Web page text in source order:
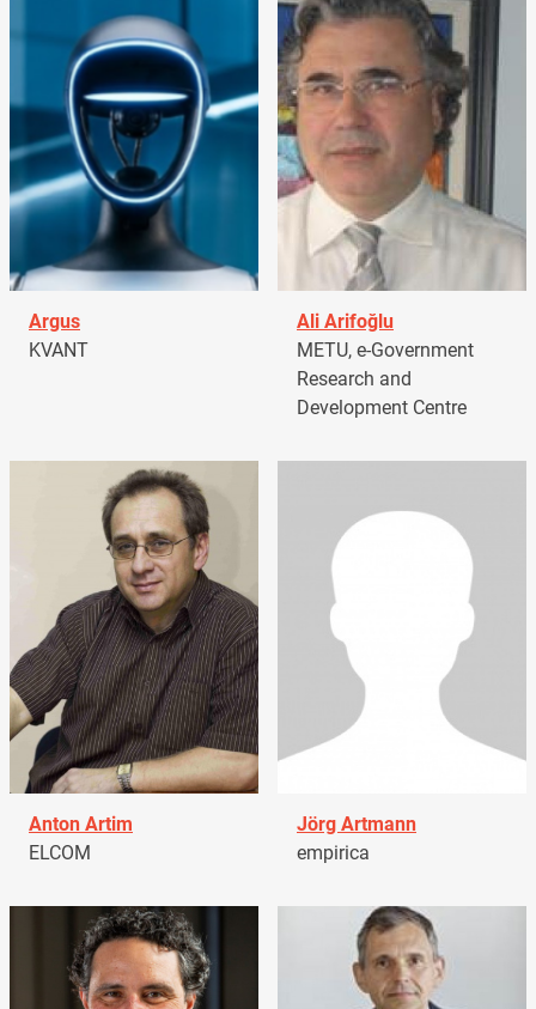
Argus
KVANT
Ali Arifoğlu
METU, e-Government
Research and
Development Centre
Anton Artim
ELCOM
Jörg Artmann
empirica